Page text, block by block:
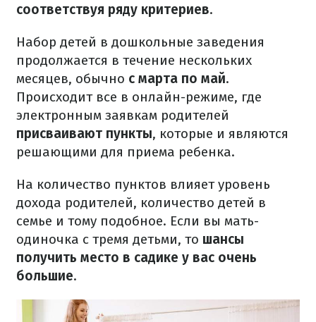
соответствуя ряду критериев.
Набор детей в дошкольные заведения
продолжается в течение нескольких
месяцев, обычно с марта по май.
Происходит все в онлайн-режиме, где
электронным заявкам родителей
присваивают пункты, которые и являются
решающими для приема ребенка.
На количество пунктов влияет уровень
дохода родителей, количество детей в
семье и тому подобное. Если вы мать-
одиночка с тремя детьми, то шансы
получить место в садике у вас очень
большие.